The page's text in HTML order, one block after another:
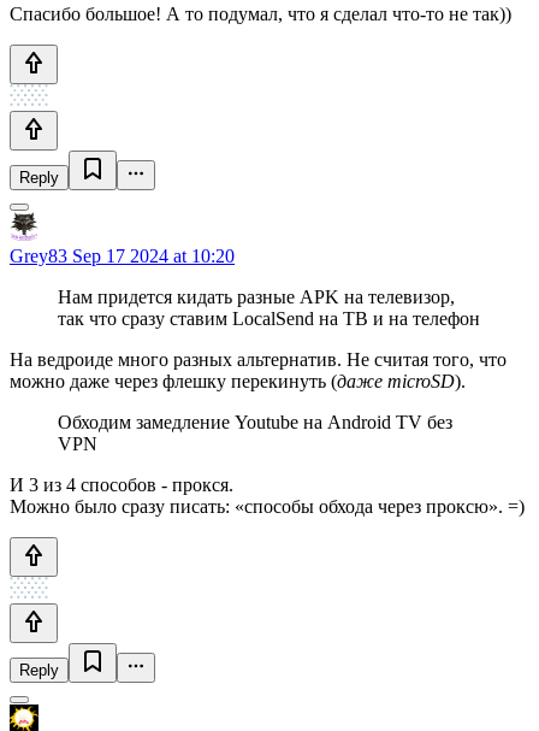
Спасибо большое! А то подумал, что я сделал что-то не так))
Reply
Grey83 Sep 17 2024 at 10:20
Нам придется кидать разные APK на телевизор,
так что сразу ставим LocalSend на ТВ и на телефон
На ведроиде много разных альтернатив. Не считая того, что
можно даже через флешку перекинуть (даже microSD).
Обходим замедление Youtube на Android TV без
VPN
И 3 из 4 способов - прокся.
Можно было сразу писать: «способы обхода через проксю». =)
Reply